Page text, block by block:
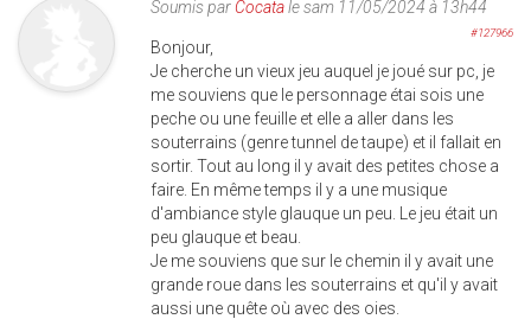
Soumis par Cocatale sam 11/05/2024 à 13h44
#127966
Bonjour,
Je cherche un vieux jeu auquel je joué sur pc, je
me souviens que le personnage étai sois une
peche ou une feuille et elle a aller dans les
souterrains (genre tunnel de taupe) et il fallait en
sortir. Tout au long il y avait des petites chose a
faire. En même temps il y a une musique
d'ambiance style glauque un peu. Le jeu était un
peu glauque et beau.
Je me souviens que sur le chemin il y avait une
grande roue dans les souterrains et qu'il y avait
aussi une quête où avec des oies.